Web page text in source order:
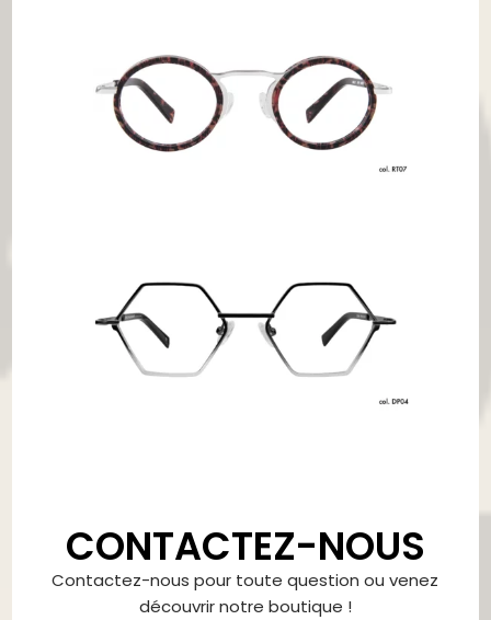
CONTACTEZ-NOUS
Contactez-nous pour toute question ou venez
découvrir notre boutique !